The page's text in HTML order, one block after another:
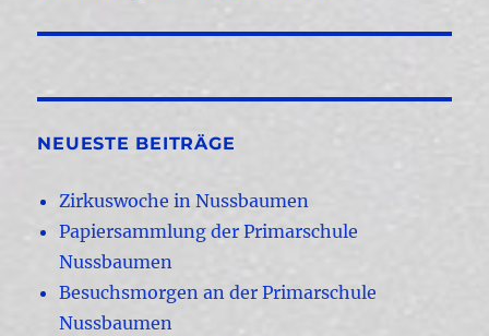
NEUESTE BEITRÄGE
Zirkuswoche in Nussbaumen
Papiersammlung der Primarschule
Nussbaumen
Besuchsmorgen an der Primarschule
Nussbaumen